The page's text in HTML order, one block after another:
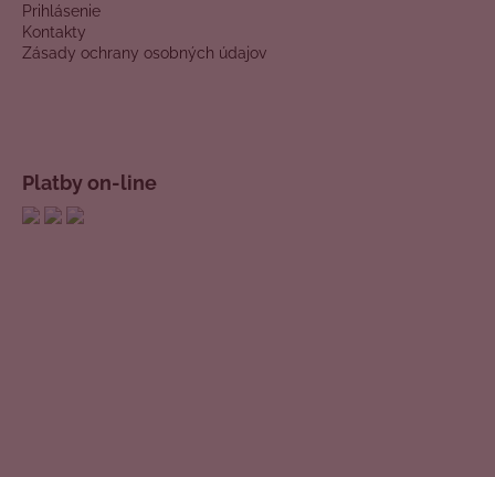
Prihlásenie
Kontakty
Zásady ochrany osobných údajov
Platby on-line